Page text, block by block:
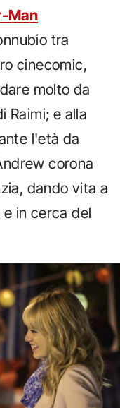
Man
tra
cinecomic,
molto da
Raimi; e alla
l'età da
corona
dando vita a
in cerca del